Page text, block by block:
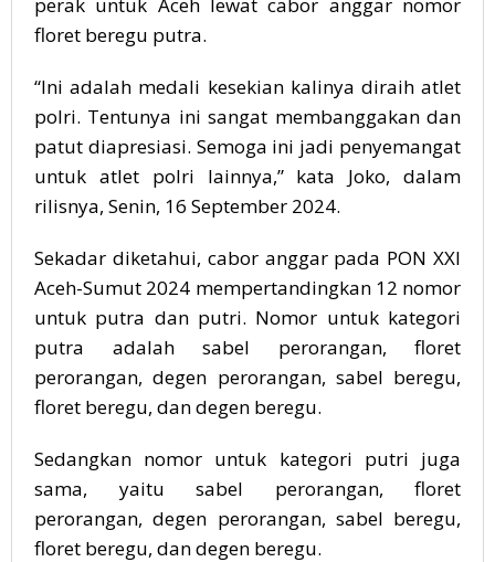
floret beregu putra.
“Ini adalah medali kesekian kalinya diraih atlet
polri. Tentunya ini sangat membanggakan dan
patut diapresiasi. Semoga ini jadi penyemangat
untuk atlet polri lainnya,” kata Joko, dalam
rilisnya, Senin, 16 September 2024.
Sekadar diketahui, cabor anggar pada PON XXI
Aceh-Sumut 2024 mempertandingkan 12 nomor
untuk putra dan putri. Nomor untuk kategori
putra adalah sabel perorangan, floret
perorangan, degen perorangan, sabel beregu,
floret beregu, dan degen beregu.
Sedangkan nomor untuk kategori putri juga
sama, yaitu sabel perorangan, floret
perorangan, degen perorangan, sabel beregu,
floret beregu, dan degen beregu.